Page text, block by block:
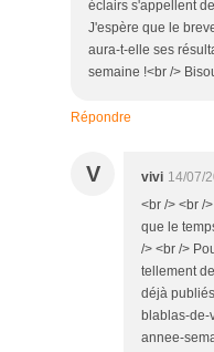
éclairs s'appellent
J'espère que le
aura-t-elle ses
semaine !<br />
Répondre
V vivi 14/07/
<br /> <br /
que le
/> <br />
tellement
déjà
blablas-de-
annee-